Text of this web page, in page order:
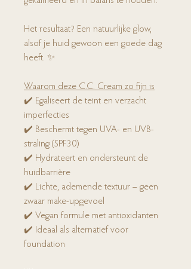
Het resultaat? Een natuurlijke glow,
alsof je huid gewoon een goede dag
heeft. ✨
Waarom deze C.C. Cream zo fijn is
✔️ Egaliseert de teint en verzacht
imperfecties
✔️ Beschermt tegen UVA- en UVB-
straling (SPF30)
✔️ Hydrateert en ondersteunt de
huidbarrière
✔️ Lichte, ademende textuur – geen
zwaar make-upgevoel
✔️ Vegan formule met antioxidanten
✔️ Ideaal als alternatief voor
foundation